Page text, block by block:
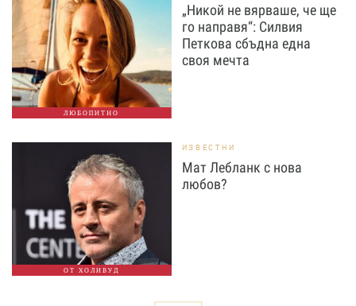
ЛЮБОПИТНО
„Никой не вярваше, че ще
го направя“: Силвия
Петкова сбъдна една
своя мечта
ОТ ХОЛИВУД
ИЗВЕСТНИ
Мат Лебланк с нова
любов?